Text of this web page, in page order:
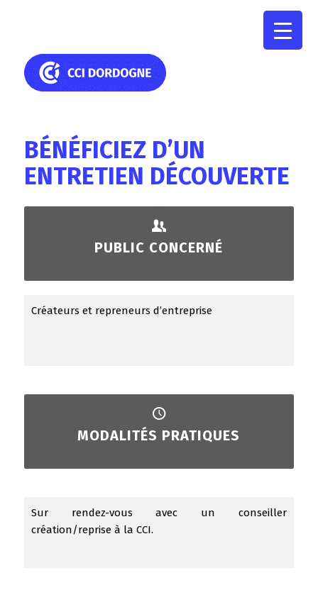
BÉNÉFICIEZ D’UN
ENTRETIEN DÉCOUVERTE
PUBLIC CONCERNÉ
Créateurs et repreneurs d’entreprise
MODALITÉS PRATIQUES
Sur rendez-vous avec un conseiller
création/reprise à la CCI.